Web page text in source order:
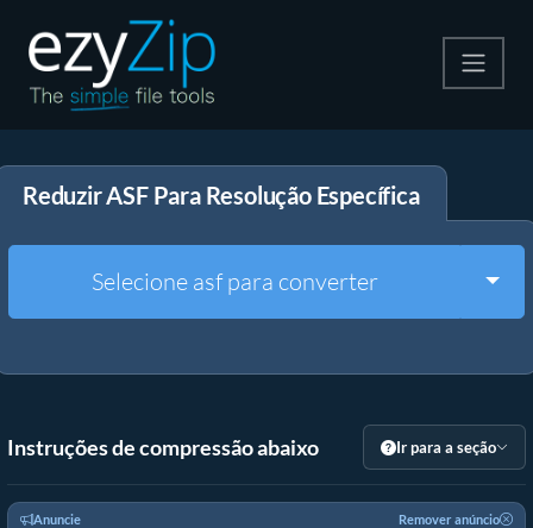
Descompactar
Outras Ferramentas
Reduzir ASF Para Resolução Específica
Selecione asf para converter
Instruções de compressão abaixo Ir para a seção
Anuncie Remover anúncio